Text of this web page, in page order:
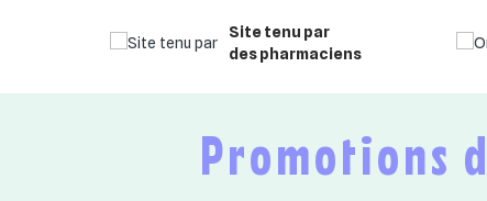
Site tenu par
des pharmaciens
Promotions du moment : vos produits au meilleur